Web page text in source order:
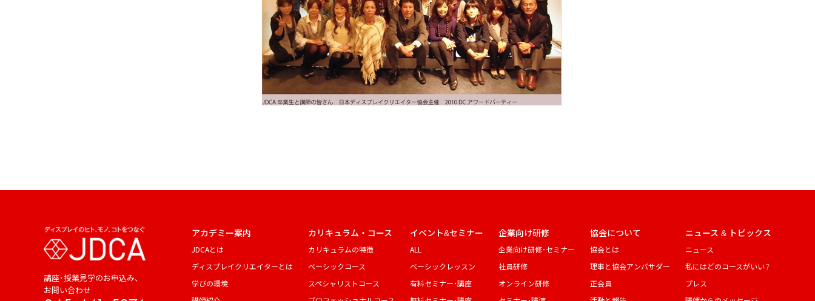
講座･授業見学のお申込み、
お問い合わせ
アカデミー案内
JDCAとは
ディスプレイクリエイターとは
学びの環境
カリキュラム・コース
カリキュラムの特徴
ベーシックコース
スペシャリストコース
イベント&セミナー
ALL
ベーシックレッスン
有料セミナー・講座
企業向け研修
企業向け研修・セミナー
社員研修
オンライン研修
協会について
協会とは
理事と協会アンバサダー
正会員
ニュース & トピックス
ニュース
私にはどのコースがいい？
プレス